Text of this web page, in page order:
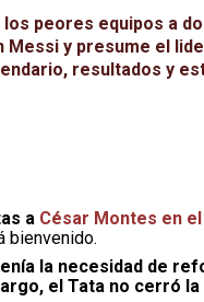
peores equipos a
Messi y presume el
resultados y
a César Montes en
bienvenido.
la necesidad de
el Tata no cerró